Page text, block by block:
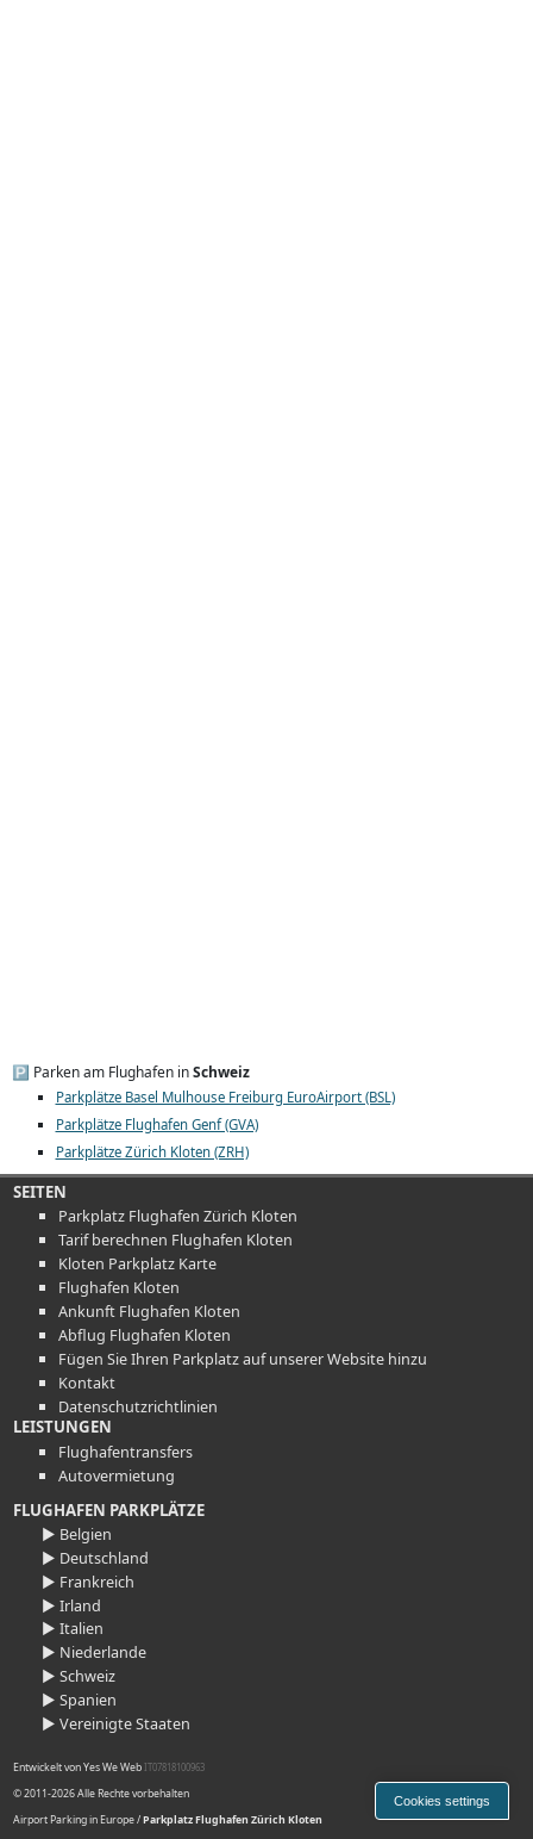
🅿️ Parken am Flughafen inSchweiz
Parkplätze Basel Mulhouse Freiburg EuroAirport (BSL)
Parkplätze Flughafen Genf (GVA)
Parkplätze Zürich Kloten (ZRH)
SEITEN
Parkplatz Flughafen Zürich Kloten
Tarif berechnen Flughafen Kloten
Kloten Parkplatz Karte
Flughafen Kloten
Ankunft Flughafen Kloten
Abflug Flughafen Kloten
Fügen Sie Ihren Parkplatz auf unserer Website hinzu
Kontakt
Datenschutzrichtlinien
LEISTUNGEN
Flughafentransfers
Autovermietung
FLUGHAFEN PARKPLÄTZE
► Belgien
► Deutschland
► Frankreich
► Irland
► Italien
► Niederlande
► Schweiz
► Spanien
► Vereinigte Staaten
Entwickelt vonYes We Web IT07818100963
© 2011-2026 Alle Rechte vorbehalten
Airport Parking in Europe/Parkplatz Flughafen Zürich Kloten
Cookies settings